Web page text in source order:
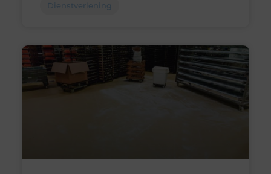
Dienstverlening